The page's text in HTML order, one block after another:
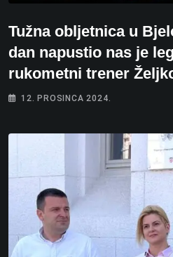
Tužna obljetnica u
dan napustio nas je
rukometni trener
12. PROSINCA 2024.